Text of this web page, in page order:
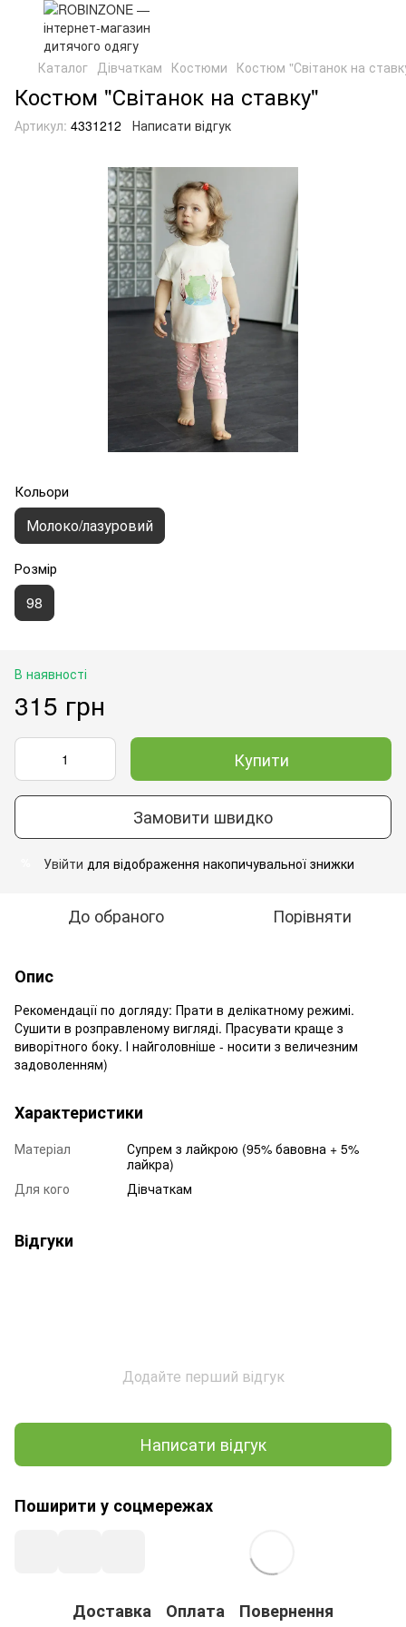
Каталог Дівчаткам Костюми Костюм "Світанок на
Костюм "Світанок на ставку"
Артикул: 4331212 Написати відгук
Кольори
Молоко/лазуровий
Розмір
98
В наявності
315 грн
Купити
Замовити швидко
Увійти для відображення накопичувальної знижки
До обраного Порівняти
Опис
Рекомендації по догляду: Прати в делікатному режимі.
Сушити в розправленому вигляді. Прасувати краще з
виворітного боку. І найголовніше - носити з величезним
задоволенням)
Характеристики
Матеріал
Супрем з лайкрою (95% бавовна + 5%
лайкра)
Для кого
Дівчаткам
Відгуки
Додайте перший відгук
Написати відгук
Поширити у соцмережах
Доставка Оплата Повернення